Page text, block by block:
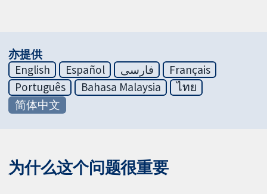
亦提供
English
Español فارسی
Français
Português
Bahasa Malaysia
ไทย
简体中文
为什么这个问题很重要